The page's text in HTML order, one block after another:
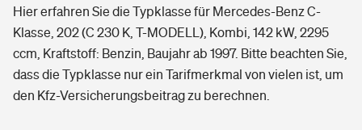
Arbeitsrechtsschutz
Berufshaftpflichtversicherung
Hausratversicherung
Elementarversicherung
Photovoltaik
Pri­vate Haft­pflicht­
Rechts­schutz­ver­si­che­rung
Gesundheit
Private Krankenversicherung
Hier erfahren Sie die Typklasse für Mercedes-Benz C-
Klasse, 202 (C 230 K, T-MODELL), Kombi, 142 kW, 2295
ccm, Kraftstoff: Benzin, Baujahr ab 1997. Bitte beachten Sie,
dass die Typklasse nur ein Tarifmerkmal von vielen ist, um
den Kfz-Versicherungsbeitrag zu berechnen.